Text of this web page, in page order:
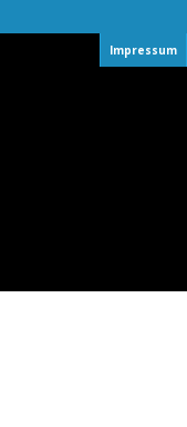
Impressum